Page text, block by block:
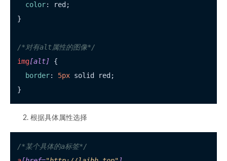
color: red;
}
/*对有alt属性的图像*/
img[alt] {
border: 5px solid red;
根据具体属性选择
/*某个具体的a标签*/